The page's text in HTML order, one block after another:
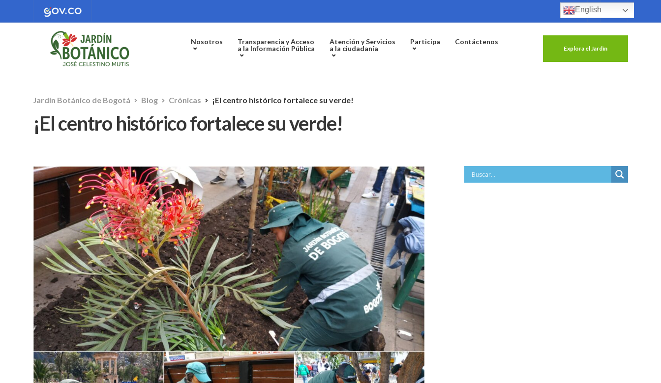
Nosotros
Transparencia y Acceso
a la Información Pública
Atención y Servicios
a la ciudadanía
Participa Contáctenos
Explora el Jardín
Jardín Botánico de Bogotá Blog Crónicas ¡El centro histórico fortalece su verde!
¡El centro histórico fortalece su verde!
English